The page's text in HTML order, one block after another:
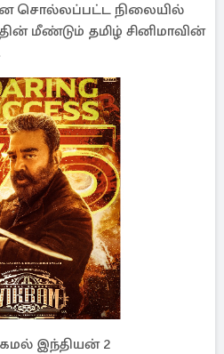
சொல்லப்பட்ட நிலையில்
மீண்டும் தமிழ் சினிமாவின்
இந்தியன் 2